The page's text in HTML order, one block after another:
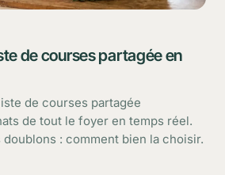
de courses partagée en
de courses partagée
de tout le foyer en temps réel.
: comment bien la choisir.